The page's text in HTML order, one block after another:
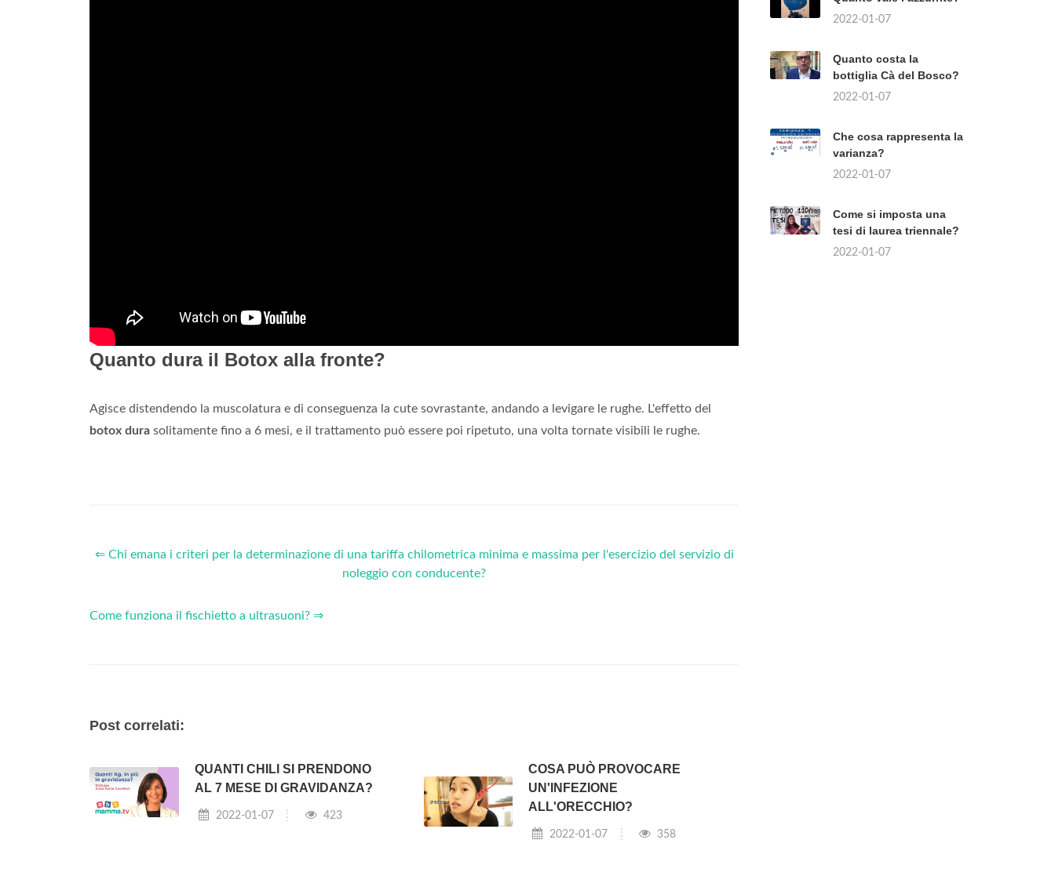
Quanto dura il Botox alla fronte?
Agisce distendendo la muscolatura e di conseguenza la cute sovrastante, andando a levigare le rughe. L'effetto del
botox dura solitamente fino a 6 mesi, e il trattamento può essere poi ripetuto, una volta tornate visibili le rughe.
⇐ Chi emana i criteri per la determinazione di una tariffa chilometrica minima e massima per l'esercizio del servizio di
noleggio con conducente?
Come funziona il fischietto a ultrasuoni? ⇒
Post correlati:
QUANTI CHILI SI PRENDONO
AL 7 MESE DI GRAVIDANZA?
2022-01-07 423
COSA PUÒ PROVOCARE
UN'INFEZIONE
ALL'ORECCHIO?
2022-01-07 358
2022-01-07
Quanto costa la
bottiglia Cà del Bosco?
2022-01-07
Che cosa rappresenta la
varianza?
2022-01-07
Come si imposta una
tesi di laurea triennale?
2022-01-07